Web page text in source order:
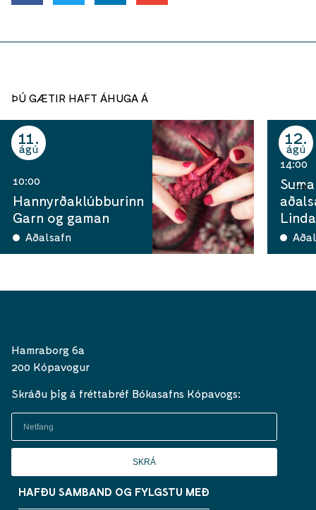
ÞÚ GÆTIR HAFT ÁHUGA Á
11
ágú
10:00
Hannyrðaklúbburinn
Garn og gaman
Aðalsafn
12
ágú
14:00
Hamraborg 6a
200 Kópavogur
Skráðu þig á fréttabréf Bókasafns Kópavogs:
SKRÁ
HAFÐU SAMBAND OG FYLGSTU MEÐ